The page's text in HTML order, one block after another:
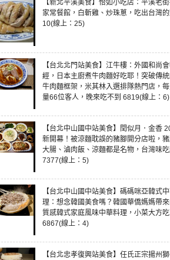
【新北平溪美食】怡如小吃店：平溪老
家常餐館，白斬雞、炒珠蔥，吃出台灣
10(線上：25)
【台北北門站美食】江牛樓：外國和尚
經，日本主廚煮牛肉麵好吃耶！突破傳
牛肉麵框架，米其林入選排隊熱門店，
量66位客人，晚來吃不到 6819(線上：6)
【台北中山國中站美食】閏似月．金香
新開幕！被涼麵耽誤的豬腳開分店啦，豬
大腸、滷肉飯、涼麵都是名物，台灣味
7377(線上：5)
【台北中山國中站美食】碼碼咪亞韓式
理：想念韓國美食嗎？韓國華僑媽媽帶
質感韓式家庭風味中華料理，小菜大方
6867(線上：4)
【台北忠孝復興站美食】任氏正宗揚州